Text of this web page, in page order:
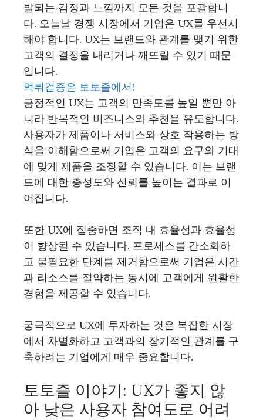
발되는 감정과 느낌까지 모든 것을 포괄합니
다. 오늘날 경쟁 시장에서 기업은 UX를 우선시
해야 합니다. UX는 브랜드와 관계를 맺기 위한
고객의 결정을 내리거나 깨뜨릴 수 있기 때문
입니다.
먹튀검증은 토토즐에서!
긍정적인 UX는 고객의 만족도를 높일 뿐만 아
니라 반복적인 비즈니스와 추천을 유도합니다.
사용자가 제품이나 서비스와 상호 작용하는 방
식을 이해함으로써 기업은 고객의 요구와 기대
에 맞게 제품을 조정할 수 있습니다. 이는 브랜
드에 대한 충성도와 신뢰를 높이는 결과로 이
어집니다.
또한 UX에 집중하면 조직 내 효율성과 효율성
이 향상될 수 있습니다. 프로세스를 간소화하
고 불필요한 단계를 제거함으로써 기업은 시간
과 리소스를 절약하는 동시에 고객에게 원활한
경험을 제공할 수 있습니다.
궁극적으로 UX에 투자하는 것은 복잡한 시장
에서 차별화하고 고객과의 장기적인 관계를 구
축하려는 기업에게 매우 중요합니다.
토토즐 이야기: UX가 좋지 않
아 낮은 사용자 참여도로 어려